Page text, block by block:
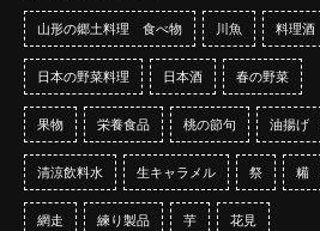
山形の郷土料理 食べ物 川魚 料理酒
日本の野菜料理 日本酒 春の野菜
果物 栄養食品 桃の節句 油揚げ
清涼飲料水 生キャラメル 祭 糒
網走 練り製品 芋 花見